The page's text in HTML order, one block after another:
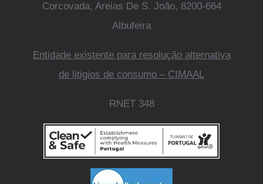
Corcovada, Areias De S. João, 8200-664
Albufeira
Entidade existente para resolução alternativa
de litigios de consumo – CIMAAL
RNET 348